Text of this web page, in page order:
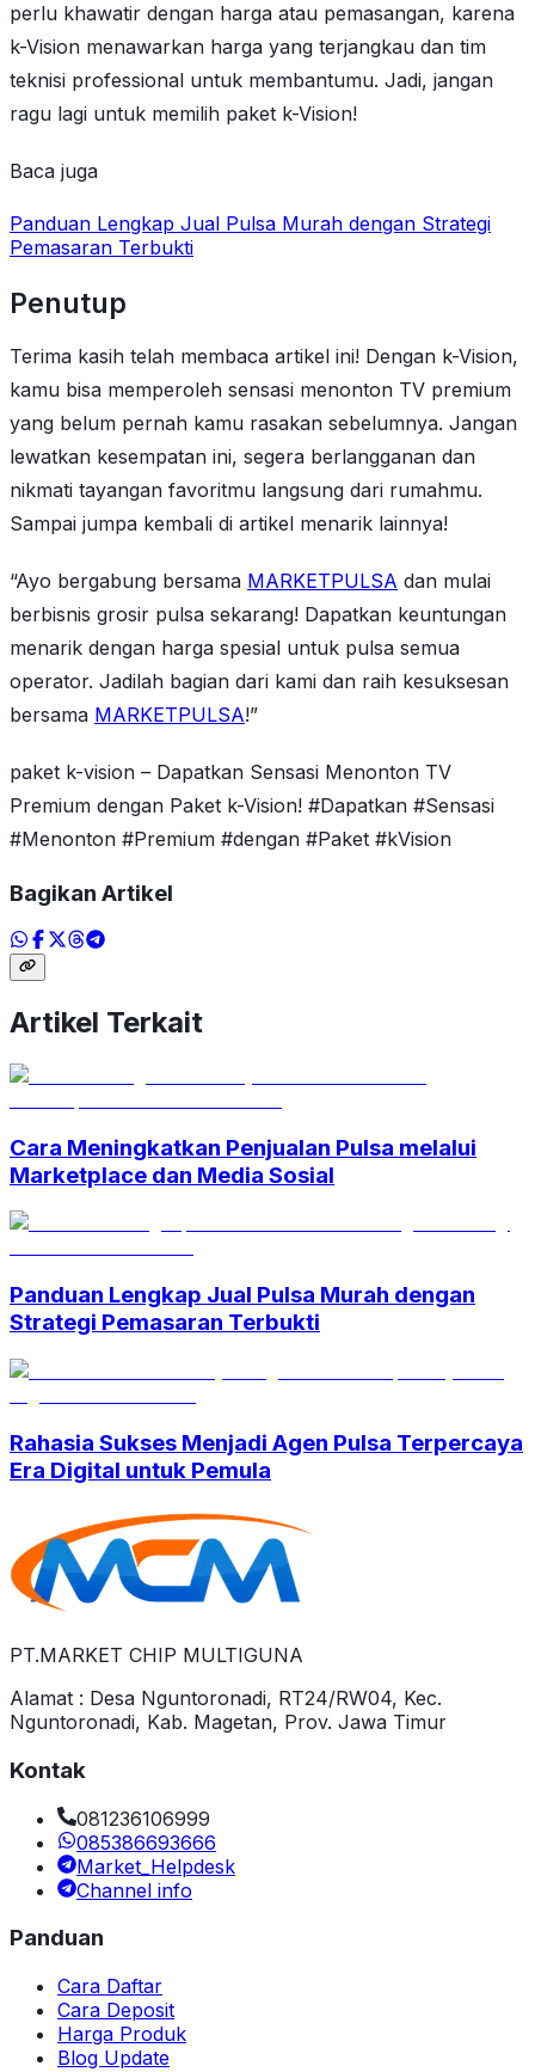
perlu khawatir dengan harga atau pemasangan, karena
k-Vision menawarkan harga yang terjangkau dan tim
teknisi professional untuk membantumu. Jadi, jangan
ragu lagi untuk memilih paket k-Vision!
Baca juga
Panduan Lengkap Jual Pulsa Murah dengan Strategi
Pemasaran Terbukti
Penutup
Terima kasih telah membaca artikel ini! Dengan k-Vision,
kamu bisa memperoleh sensasi menonton TV premium
yang belum pernah kamu rasakan sebelumnya. Jangan
lewatkan kesempatan ini, segera berlangganan dan
nikmati tayangan favoritmu langsung dari rumahmu.
Sampai jumpa kembali di artikel menarik lainnya!
“Ayo bergabung bersama MARKETPULSA dan mulai
berbisnis grosir pulsa sekarang! Dapatkan keuntungan
menarik dengan harga spesial untuk pulsa semua
operator. Jadilah bagian dari kami dan raih kesuksesan
bersama MARKETPULSA!”
paket k-vision – Dapatkan Sensasi Menonton TV
Premium dengan Paket k-Vision! #Dapatkan #Sensasi
#Menonton #Premium #dengan #Paket #kVision
Bagikan Artikel
Artikel Terkait
Cara Meningkatkan Penjualan Pulsa melalui
Marketplace dan Media Sosial
Panduan Lengkap Jual Pulsa Murah dengan
Strategi Pemasaran Terbukti
Rahasia Sukses Menjadi Agen Pulsa Terpercaya
Era Digital untuk Pemula
PT.MARKET CHIP MULTIGUNA
Alamat : Desa Nguntoronadi, RT24/RW04, Kec.
Nguntoronadi, Kab. Magetan, Prov. Jawa Timur
Kontak
081236106999
085386693666
Market_Helpdesk
Channel info
Panduan
Cara Daftar
Cara Deposit
Harga Produk
Blog Update